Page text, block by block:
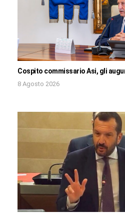
Cospito commissario Asi, gli
8 Agosto 2026